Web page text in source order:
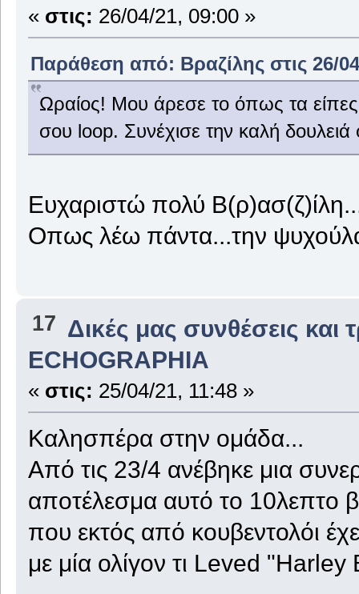
« στις: 26/04/21, 09:00 »
Παράθεση από: Βραζίλης στις 26/
Ωραίος! Μου άρεσε το όπως τα είπες
σου loop. Συνέχισε την καλή
Ευχαριστώ πολύ
Οπως λέω πάντα...την
17 Δικές μας συνθέσεις και
ECHOGRAPHIA
« στις: 25/04/21, 11:48 »
Καλησπέρα στην ομάδα...
Από τις 23/4 ανέβηκε μια
αποτέλεσμα αυτό το 10λεπτο
που εκτός από κουβεντολόι
με μία ολίγον τι Leved